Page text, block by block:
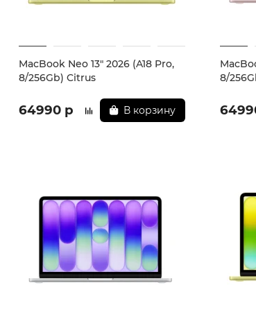
MacBook Neo 13" 2026 (A18 Pro,
8/256Gb) Citrus
64990 р В корзину
8/